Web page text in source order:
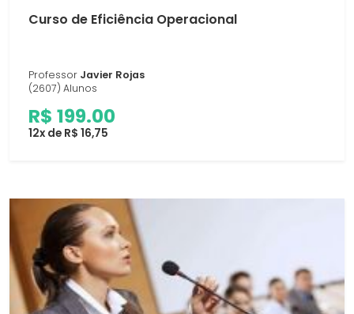
Curso de Eficiência Operacional
Professor Javier Rojas
(2607) Alunos
R$ 199.00
12x de R$ 16,75